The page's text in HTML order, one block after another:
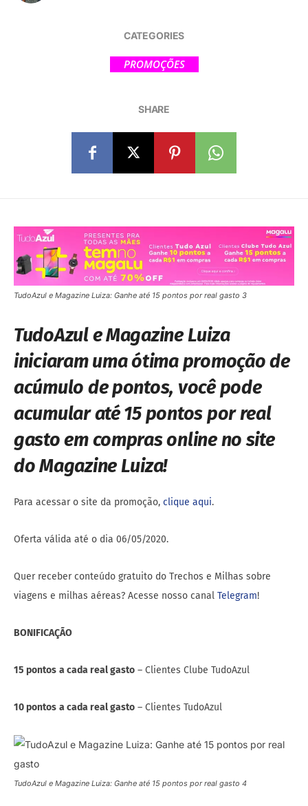
CATEGORIES
PROMOÇÕES
SHARE
TudoAzul e Magazine Luiza: Ganhe até 15 pontos por real gasto 3
TudoAzul e Magazine Luiza
iniciaram uma ótima promoção de
acúmulo de pontos, você pode
acumular até 15 pontos por real
gasto em compras online no site
do Magazine Luiza!
Para acessar o site da promoção, clique aqui.
Oferta válida até o dia 06/05/2020.
Quer receber conteúdo gratuito do Trechos e Milhas sobre
viagens e milhas aéreas? Acesse nosso canal Telegram!
BONIFICAÇÃO
15 pontos a cada real gasto – Clientes Clube TudoAzul
10 pontos a cada real gasto – Clientes TudoAzul
TudoAzul e Magazine Luiza: Ganhe até 15 pontos por real gasto 4